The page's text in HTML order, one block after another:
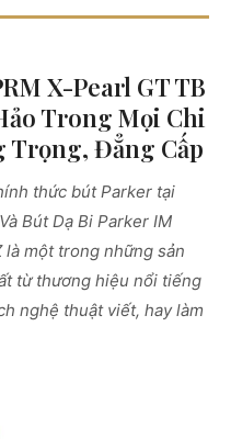
X-Pearl GT TB
Trong Mọi Chi
Trọng, Đẳng Cấp
thức bút Parker tại
Bút Dạ Bi Parker IM
một trong những sản
từ thương hiệu nổi tiếng
nghệ thuật viết, hay làm